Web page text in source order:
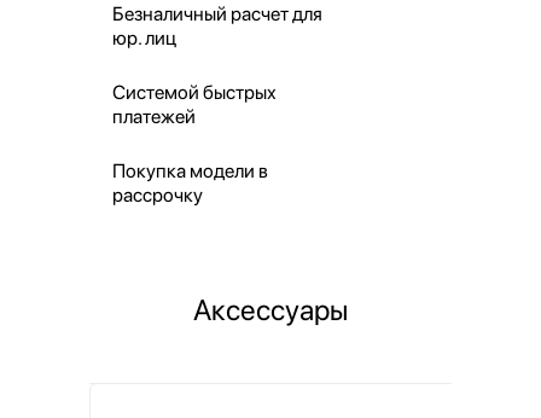
Безналичный расчет для
юр. лиц
Системой быстрых
платежей
Покупка модели в
рассрочку
Аксессуары